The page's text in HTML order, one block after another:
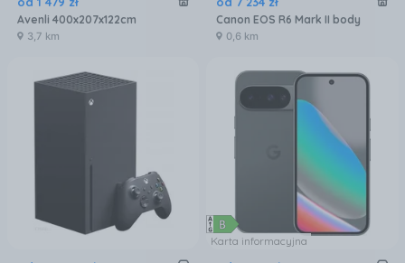
Avenli 400x207x122cm
3,7 km
Canon EOS R6 Mark II body
0,6 km
Karta informacyjna